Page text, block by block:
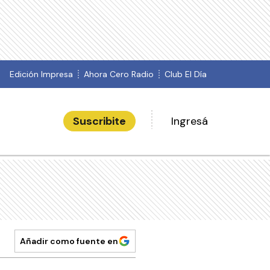
Edición Impresa Ahora Cero Radio Club El Día
Suscribite Ingresá
Añadir como fuente en